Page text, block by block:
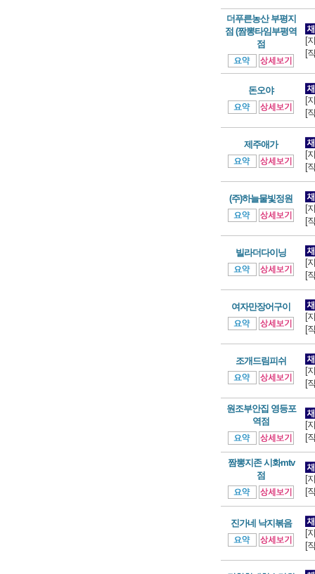
더푸른농산 부평지
점 (짬뽕타임부평역
점
[
[
돈오야
[
[
제주애가
[
[
(주)하늘물빛정원
[
[
빌라더다이닝
[
[
여자만장어구이
[
[
조개드림피쉬
[
[
원조부안집 영등포
역점
[
[
짬뽕지존 시화mtv
점
[
[
진가네 낙지볶음
[
[